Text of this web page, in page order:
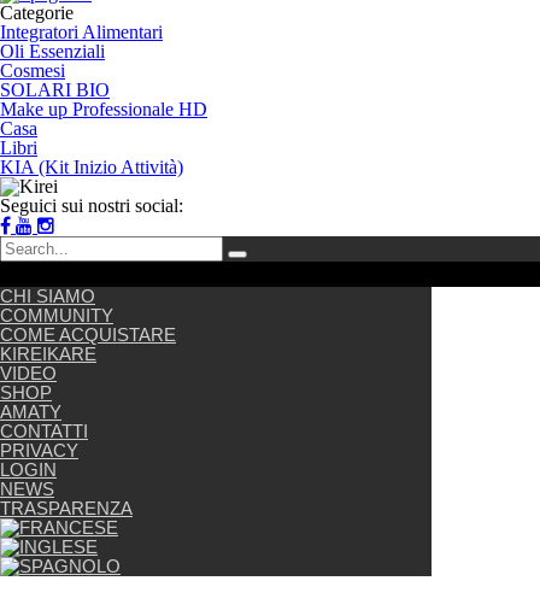
Categorie
Integratori Alimentari
Oli Essenziali
Cosmesi
SOLARI BIO
Make up Professionale HD
Casa
Libri
KIA (Kit Inizio Attività)
Seguici sui nostri social:
CHI SIAMO
COMMUNITY
COME ACQUISTARE
KIREIKARE
VIDEO
SHOP
AMATY
CONTATTI
PRIVACY
LOGIN
NEWS
TRASPARENZA